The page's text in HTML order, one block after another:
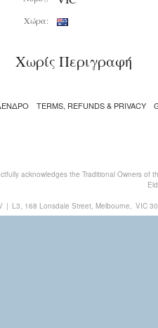
Χώρα:
Χωρίς Περιγραφή
TERMS, REFUNDS & PRIVACY
acknowledges the Traditional Owners
| L3, 168 Lonsdale Street, Melbourne, VIC